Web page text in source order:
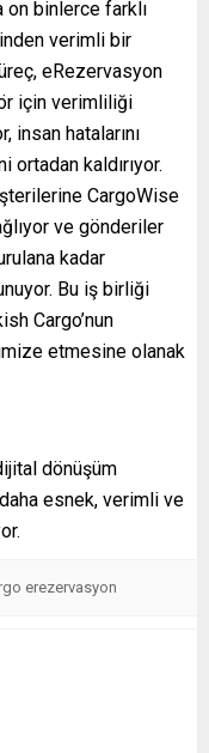
on binlerce farklı
verimli bir
eRezervasyon
için verimliliği
insan hatalarını
kaldırıyor.
CargoWise
ve gönderiler
kadar
Bu iş birliği
Cargo’nun
etmesine olanak
dönüşüm
esnek, verimli ve
erezervasyon